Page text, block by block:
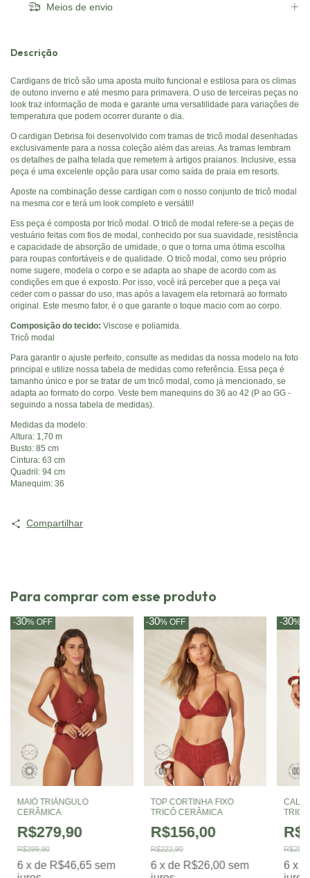
Meios de envio
Descrição
Cardigans de tricô são uma aposta muito funcional e estilosa para os climas
de outono inverno e até mesmo para primavera. O uso de terceiras peças no
look traz informação de moda e garante uma versatilidade para variações de
temperatura que podem ocorrer durante o dia.
O cardigan Debrisa foi desenvolvido com tramas de tricô modal desenhadas
exclusivamente para a nossa coleção além das areias. As tramas lembram
os detalhes de palha telada que remetem à artigos praianos. Inclusive, essa
peça é uma excelente opção para usar como saída de praia em resorts.
Aposte na combinação desse cardigan com o nosso conjunto de tricô modal
na mesma cor e terá um look completo e versátil!
Ess peça é composta por tricô modal. O tricô de modal refere-se a peças de
vestuário feitas com fios de modal, conhecido por sua suavidade, resistência
e capacidade de absorção de umidade, o que o torna uma ótima escolha
para roupas confortáveis e de qualidade. O tricô modal, como seu próprio
nome sugere, modela o corpo e se adapta ao shape de acordo com as
condições em que é exposto. Por isso, você irá perceber que a peça vai
ceder com o passar do uso, mas após a lavagem ela retornará ao formato
original. Este mesmo fator, é o que garante o toque macio com ao corpo.
Composição do tecido: Viscose e poliamida.
Tricô modal
Para garantir o ajuste perfeito, consulte as medidas da nossa modelo na foto
principal e utilize nossa tabela de medidas como referência. Essa peça é
tamanho único e por se tratar de um tricô modal, como já mencionado, se
adapta ao formato do corpo. Veste bem manequins do 36 ao 42 (P ao GG -
seguindo a nossa tabela de medidas).
Medidas da modelo:
Altura: 1,70 m
Busto: 85 cm
Cintura: 63 cm
Quadril: 94 cm
Manequim: 36
Compartilhar
Para comprar com esse produto
MAIÔ TRIÂNGULO
CERÂMICA
R$279,90
-30% OFF
R$399,90
6 x de R$46,65 sem
TOP CORTINHA FIXO
TRICÔ CERÂMICA
R$156,00
-30%OFF
R$222,90
6 x de R$26,00 sem
-30%
6 x